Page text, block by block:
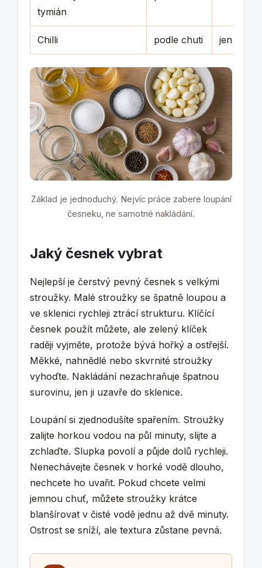
tymián
Chilli podle chuti jen pro
Základ je jednoduchý. Nejvíc práce zabere loupání
česneku, ne samotné nakládání.
Jaký česnek vybrat
Nejlepší je čerstvý pevný česnek s velkými
stroužky. Malé stroužky se špatně loupou a
ve sklenici rychleji ztrácí strukturu. Klíčící
česnek použít můžete, ale zelený klíček
raději vyjměte, protože bývá hořký a ostřejší.
Měkké, nahnědlé nebo skvrnité stroužky
vyhoďte. Nakládání nezachraňuje špatnou
surovinu, jen ji uzavře do sklenice.
Loupání si zjednodušíte spařením. Stroužky
zalijte horkou vodou na půl minuty, slijte a
zchlaďte. Slupka povolí a půjde dolů rychleji.
Nenechávejte česnek v horké vodě dlouho,
nechcete ho uvařit. Pokud chcete velmi
jemnou chuť, můžete stroužky krátce
blanšírovat v čisté vodě jednu až dvě minuty.
Ostrost se sníží, ale textura zůstane pevná.